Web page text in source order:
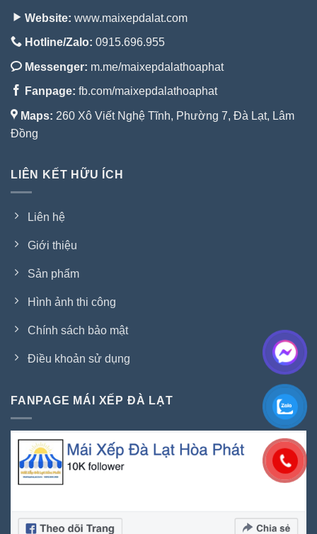
Website: www.maixepdalat.com
Hotline/Zalo: 0915.696.955
Messenger: m.me/maixepdalathoaphat
Fanpage: fb.com/maixepdalathoaphat
Maps: 260 Xô Viết Nghệ Tĩnh, Phường 7, Đà Lạt, Lâm
Đồng
LIÊN KẾT HỮU ÍCH
Liên hệ
Giới thiệu
Sản phẩm
Hình ảnh thi công
Chính sách bảo mật
Điều khoản sử dụng
FANPAGE MÁI XẾP ĐÀ LẠT